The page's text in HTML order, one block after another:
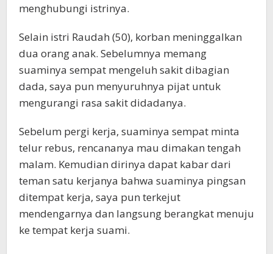
menghubungi istrinya.
Selain istri Raudah (50), korban meninggalkan
dua orang anak. Sebelumnya memang
suaminya sempat mengeluh sakit dibagian
dada, saya pun menyuruhnya pijat untuk
mengurangi rasa sakit didadanya.
Sebelum pergi kerja, suaminya sempat minta
telur rebus, rencananya mau dimakan tengah
malam. Kemudian dirinya dapat kabar dari
teman satu kerjanya bahwa suaminya pingsan
ditempat kerja, saya pun terkejut
mendengarnya dan langsung berangkat menuju
ke tempat kerja suami.